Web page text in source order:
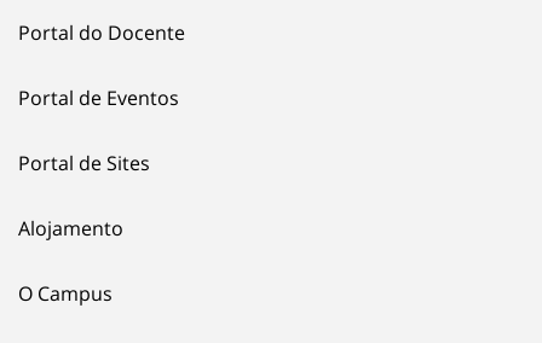
Portal do Docente
Portal de Eventos
Portal de Sites
Alojamento
O Campus